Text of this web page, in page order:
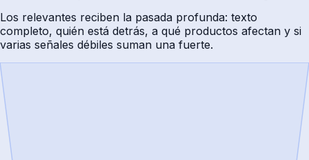
Los relevantes reciben la pasada profunda: texto
completo, quién está detrás, a qué productos afectan y si
varias señales débiles suman una fuerte.